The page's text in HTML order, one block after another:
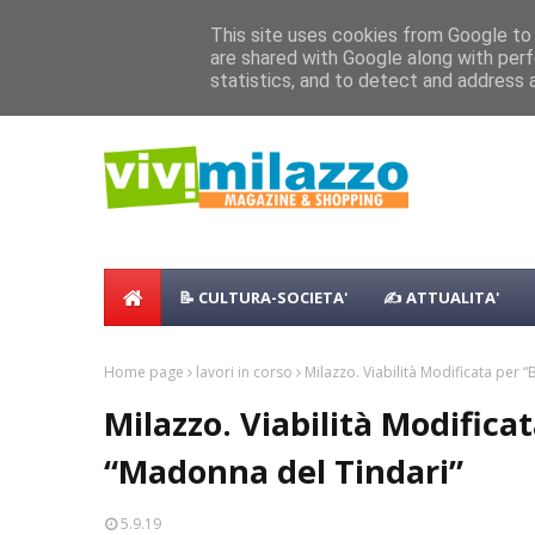
Concerto all’Alba a Milazzo con oltre
Milazzo 28ª Sagra del Pesce a
📝 CULTURA-SOCIETA' ✍ ATTUALITA'
Home page lavori in corso Milazzo. Viabilità Modificata per
Milazzo. Viabilità
“Madonna del Tindari”
5.9.19
This site uses cookies from Google
are shared with Google along with
statistics, and to detect and address